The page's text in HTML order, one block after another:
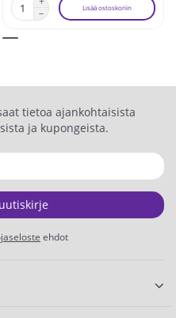
Lisää ostoskoriin
tietoa ajankohtaisista
ja kupongeista.
ehdot